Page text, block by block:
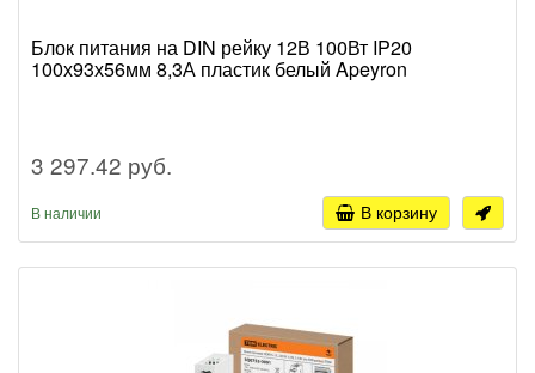
Блок питания на DIN рейку 12В 100Вт IP20
100х93х56мм 8,3А пластик белый Apeyron
3 297.42 руб.
В наличии В корзину